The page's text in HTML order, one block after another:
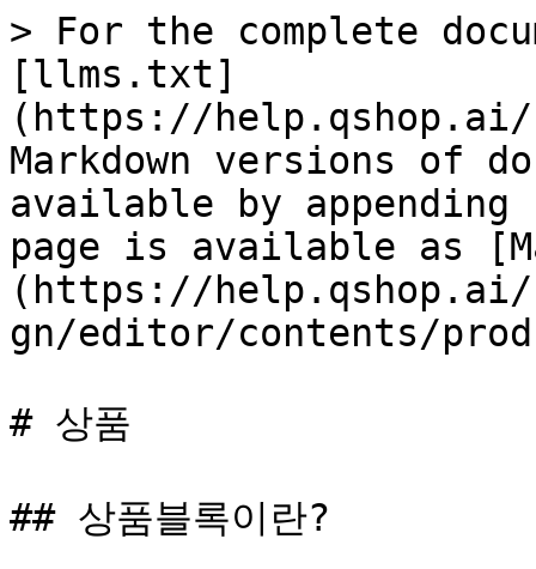
> For the complete
[llms.txt]
(https://
Markdown versions of
available by
page is available as
(https://help.qshop.ai/
gn/editor/contents/
# 상품
## 상품블록이란?